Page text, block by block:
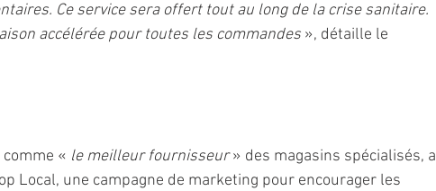
Ce service sera offert tout au long de la crise sanitaire.
accélérée pour toutes les commandes », détaille le
« le meilleur fournisseur » des magasins spécialisés, a
Local, une campagne de marketing pour encourager les